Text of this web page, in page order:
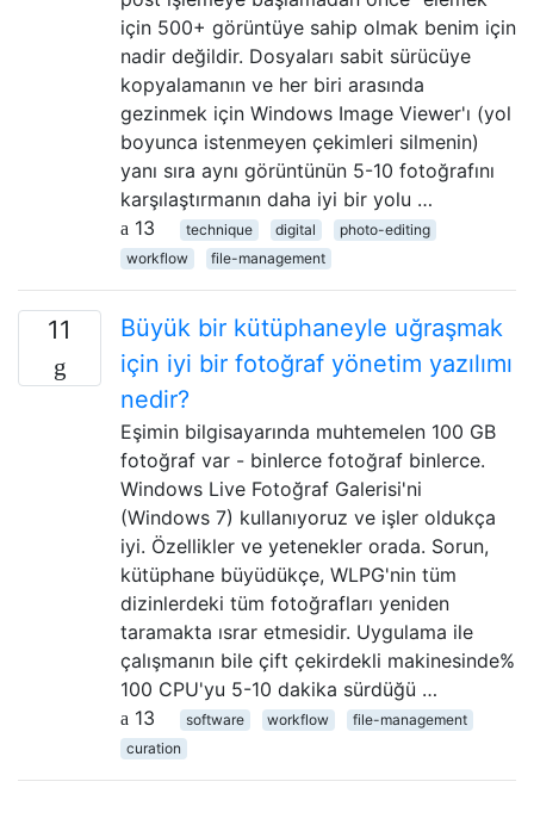
için 500+ görüntüye sahip olmak benim için
nadir değildir. Dosyaları sabit sürücüye
kopyalamanın ve her biri arasında
gezinmek için Windows Image Viewer'ı (yol
boyunca istenmeyen çekimleri silmenin)
yanı sıra aynı görüntünün 5-10 fotoğrafını
karşılaştırmanın daha iyi bir yolu …
13
technique digital
photo-editing
workflow
file-management
11
Büyük bir kütüphaneyle uğraşmak
için iyi bir fotoğraf yönetim yazılımı
nedir?
Eşimin bilgisayarında muhtemelen 100 GB
fotoğraf var - binlerce fotoğraf binlerce.
Windows Live Fotoğraf Galerisi'ni
(Windows 7) kullanıyoruz ve işler oldukça
iyi. Özellikler ve yetenekler orada. Sorun,
kütüphane büyüdükçe, WLPG'nin tüm
dizinlerdeki tüm fotoğrafları yeniden
taramakta ısrar etmesidir. Uygulama ile
çalışmanın bile çift çekirdekli makinesinde%
100 CPU'yu 5-10 dakika sürdüğü …
13
software workflow
file-management
curation